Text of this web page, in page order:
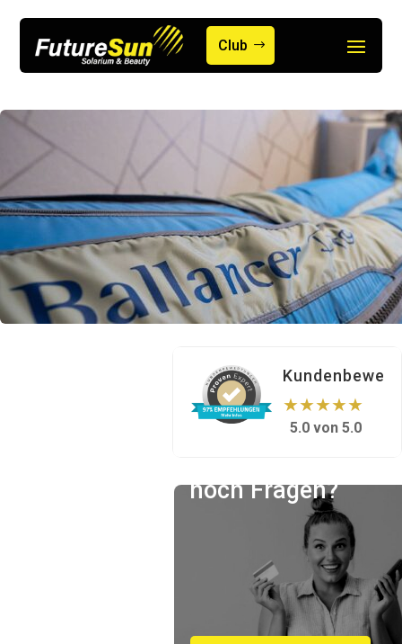
Club
★★★★★
5.0 von 5.0
noch Fragen?